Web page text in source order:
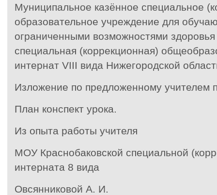
Муниципальное казённое специальное
образовательное учреждение для
ограниченными возможностями здоровья
специальная (коррекционная)
интернат VIII вида Нижегородской
Изложение по предложенному учителем
План конспект урока.
Из опыта работы учителя
МОУ Краснобаковской специальной
интерната 8 вида
Овсянниковой А. И.